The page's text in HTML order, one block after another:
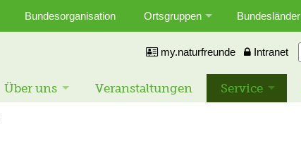
Bundesorganisation Ortsgruppen Bundesländer
my.naturfreunde Intranet
Über uns Veranstaltungen Service